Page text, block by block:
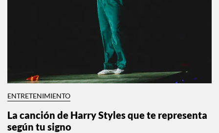
ENTRETENIMIENTO
La canción de Harry Styles que te representa
según tu signo